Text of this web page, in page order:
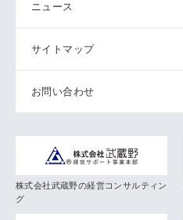
ニュース
サイトマップ
お問い合わせ
株式会社武蔵野の経営コンサルティン
グ